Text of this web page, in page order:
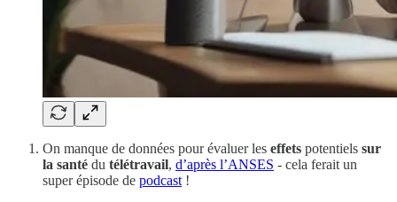
On manque de données pour évaluer les effets potentiels sur
la santé du télétravail, d’après l’ANSES - cela ferait un
super épisode de podcast !